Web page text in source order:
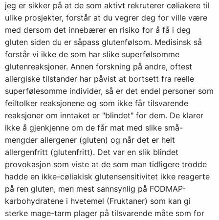
jeg er sikker på at de som aktivt rekruterer cøliakere til
ulike prosjekter, forstår at du vegrer deg for ville være
med dersom det innebærer en risiko for å få i deg
gluten siden du er såpass glutenfølsom. Medisinsk så
forstår vi ikke de som har slike superfølsomme
glutenreaksjoner. Annen forskning på andre, oftest
allergiske tilstander har påvist at bortsett fra reelle
superfølesomme individer, så er det endel personer som
feiltolker reaksjonene og som ikke får tilsvarende
reaksjoner om inntaket er "blindet" for dem. De klarer
ikke å gjenkjenne om de får mat med slike små-
mengder allergener (gluten) og når det er helt
allergenfritt (glutenfritt). Det var en slik blindet
provokasjon som viste at de som man tidligere trodde
hadde en ikke-cøliakisk glutensensitivitet ikke reagerte
på ren gluten, men mest sannsynlig på FODMAP-
karbohydratene i hvetemel (Fruktaner) som kan gi
sterke mage-tarm plager på tilsvarende måte som for